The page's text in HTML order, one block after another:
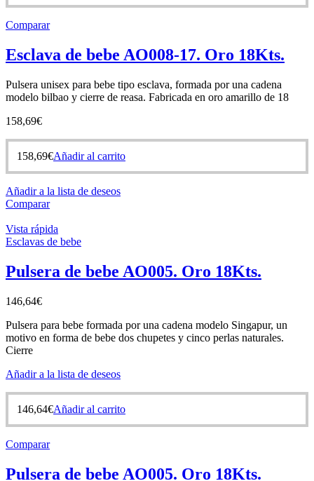
Comparar
Esclava de bebe AO008-17. Oro 18Kts.
Pulsera unisex para bebe tipo esclava, formada por una cadena
modelo bilbao y cierre de reasa. Fabricada en oro amarillo de 18
158,69€
158,69€Añadir al carrito
Añadir a la lista de deseos
Comparar
Vista rápida
Esclavas de bebe
Pulsera de bebe AO005. Oro 18Kts.
146,64€
Pulsera para bebe formada por una cadena modelo Singapur, un
motivo en forma de bebe dos chupetes y cinco perlas naturales.
Cierre
Añadir a la lista de deseos
146,64€Añadir al carrito
Comparar
Pulsera de bebe AO005. Oro 18Kts.